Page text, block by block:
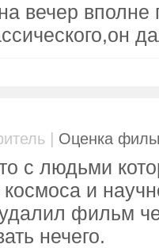
вечер вполне
| Оценка
с людьми
и
фильм
нечего.